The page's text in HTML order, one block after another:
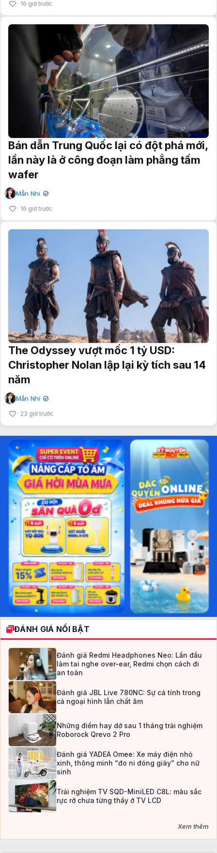
16 giờ trước
Bán dẫn Trung Quốc lại có đột phá mới,
lần này là ở công đoạn làm phẳng tấm
wafer
Mẫn Nhi ✔
16 giờ trước
The Odyssey vượt mốc 1 tỷ USD:
Christopher Nolan lập lại kỳ tích sau 14
năm
Mẫn Nhi ✔
23 giờ trước
ĐÁNH GIÁ NỔI BẬT
Đánh giá Redmi Headphones Neo: Lần đầu
làm tai nghe over-ear, Redmi chọn cách đi
an toàn
Đánh giá JBL Live 780NC: Sự cá tính trong
cả ngoại hình lẫn chất âm
Những điểm hay dở sau 1 tháng trải nghiệm
Roborock Qrevo 2 Pro
Đánh giá YADEA Omee: Xe máy điện nhỏ
xinh, thông minh “đo ni đóng giày” cho nữ
sinh
Trải nghiệm TV SQD-MiniLED C8L: màu sắc
rực rỡ chưa từng thấy ở TV LCD
Xem thêm